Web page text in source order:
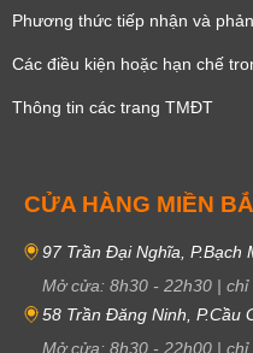
Phương thức tiếp nhận và
Các điều kiện hoặc hạn chế
Thông tin các trang TMĐT
CỬA HÀNG MIỀN
97 Trần Đại Nghĩa, P.Bạch
Mở cửa: 8h30 - 22h30 | chỉ
58 Trần Đăng Ninh, P.Cầu
Mở cửa: 8h30 - 22h00 | chỉ